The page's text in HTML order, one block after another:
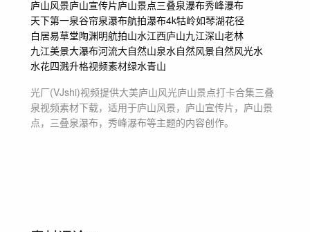
庐山风景庐山宣传片庐山景点三叠泉瀑布秀峰瀑布
天下第一泉谷帘泉瀑布航拍瀑布4k牯岭如琴湖花径
白居易草堂陶渊明航拍山水江西庐山九江深山老林
九江美景大瀑布河流大自然山泉水自然风景自然风光水
水花四溅升格视频素材绿水青山
光厂(VJshi)视频提供大美庐山风光庐山景点打卡合集三叠
泉视频素材下载，适用于庐山风景，庐山宣传片，庐山景
点，三叠泉瀑布，秀峰瀑布等主题的内容创作。